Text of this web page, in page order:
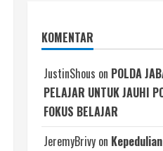
KOMENTAR
JustinShous on POLDA
PELAJAR UNTUK JAUHI
FOKUS BELAJAR
JeremyBrivy on